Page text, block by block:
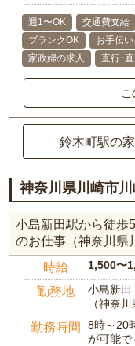
週1〜OK 交通費支給
ブランクOK
お手伝
家政婦の求人
直行･
こ
鈴木町駅の
神奈川県川崎市
小島新田駅から徒歩
のお仕事（神奈川県
時給 1,500〜
勤務地
小島新田
（神奈
勤務時間
8時～20
が可能で